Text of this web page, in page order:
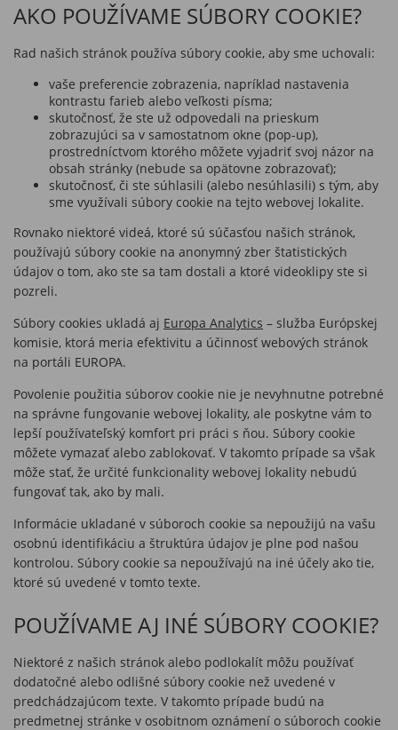
AKO POUŽÍVAME SÚBORY COOKIE?
Rad našich stránok používa súbory cookie, aby sme uchovali:
vaše preferencie zobrazenia, napríklad nastavenia
kontrastu farieb alebo veľkosti písma;
skutočnosť, že ste už odpovedali na prieskum
zobrazujúci sa v samostatnom okne (pop-up),
prostredníctvom ktorého môžete vyjadriť svoj názor na
obsah stránky (nebude sa opätovne zobrazovať);
skutočnosť, či ste súhlasili (alebo nesúhlasili) s tým, aby
sme využívali súbory cookie na tejto webovej lokalite.
Rovnako niektoré videá, ktoré sú súčasťou našich stránok,
používajú súbory cookie na anonymný zber štatistických
údajov o tom, ako ste sa tam dostali a ktoré videoklipy ste si
pozreli.
Súbory cookies ukladá aj Europa Analytics – služba Európskej
komisie, ktorá meria efektivitu a účinnosť webových stránok
na portáli EUROPA.
Povolenie použitia súborov cookie nie je nevyhnutne potrebné
na správne fungovanie webovej lokality, ale poskytne vám to
lepší používateľský komfort pri práci s ňou. Súbory cookie
môžete vymazať alebo zablokovať. V takomto prípade sa však
môže stať, že určité funkcionality webovej lokality nebudú
fungovať tak, ako by mali.
Informácie ukladané v súboroch cookie sa nepoužijú na vašu
osobnú identifikáciu a štruktúra údajov je plne pod našou
kontrolou. Súbory cookie sa nepoužívajú na iné účely ako tie,
ktoré sú uvedené v tomto texte.
POUŽÍVAME AJ INÉ SÚBORY COOKIE?
Niektoré z našich stránok alebo podlokalít môžu používať
dodatočné alebo odlišné súbory cookie než uvedené v
predchádzajúcom texte. V takomto prípade budú na
predmetnej stránke v osobitnom oznámení o súboroch cookie